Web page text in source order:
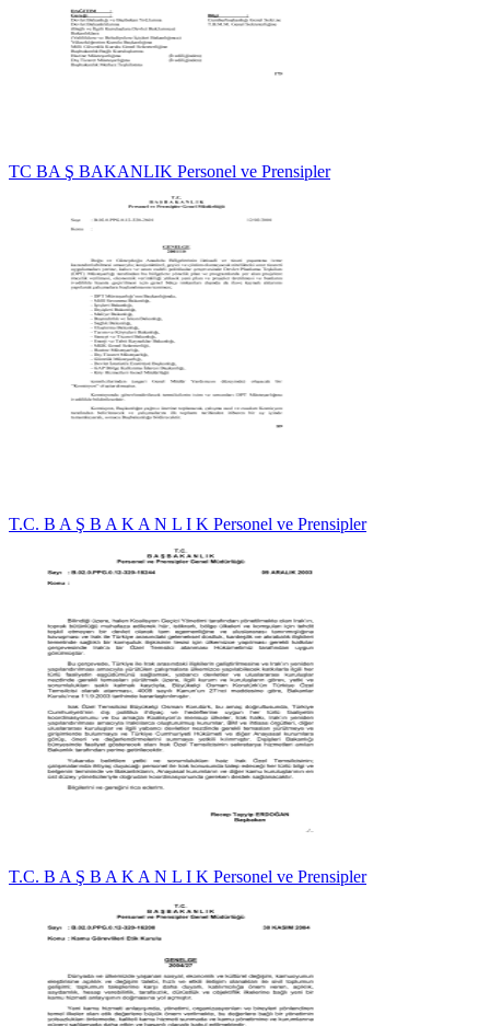
TC BA Ş BAKANLIK Personel ve Prensipler
T.C. B A Ş B A K A N L I K Personel ve Prensipler
T.C. B A Ş B A K A N L I K Personel ve Prensipler